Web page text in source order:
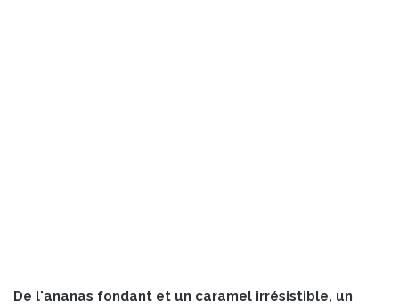
De l'ananas fondant et un caramel irrésistible, un